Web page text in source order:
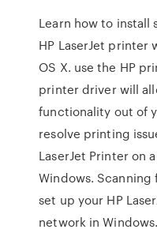
Learn how to install
HP LaserJet printer
OS X. use the HP
printer driver will
functionality out of
resolve printing
LaserJet Printer on
Windows.
set up your HP
network in Windows.